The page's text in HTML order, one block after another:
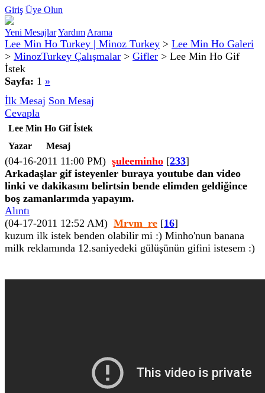
Giriş Üye Olun
Yeni MesajlarYardım Arama
Lee Min Ho Turkey | Minoz Turkey > Lee Min Ho Galeri
> MinozTurkey Çalışmalar > Gifler > Lee Min Ho Gif
İstek
Sayfa: 1 »
İlk Mesaj Son Mesaj
Cevapla
Lee Min Ho Gif İstek
Yazar
Mesaj
(04-16-2011 11:00 PM) şuleeminho [233]
Arkadaşlar gif isteyenler buraya youtube dan video
linki ve dakikasını belirtsin bende elimden geldiğince
boş zamanlarımda yapayım.
Alıntı
(04-17-2011 12:52 AM) Mrvm_re [16]
kuzum ilk istek benden olabilir mi :) Minho'nun banana
milk reklamında 12.saniyedeki gülüşünün gifini istesem :)